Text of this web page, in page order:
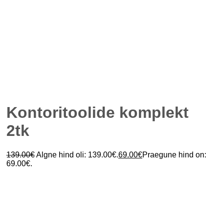
Kontoritoolide komplekt
2tk
139.00€Algne hind oli: 139.00€.69.00€Praegune hind on:
69.00€.